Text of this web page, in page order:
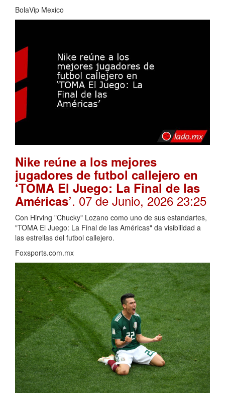
BolaVip Mexico
Nike reúne a los mejores
jugadores de futbol callejero en
‘TOMA El Juego: La Final de las
Américas’. 07 de Junio, 2026 23:25
Con Hirving "Chucky" Lozano como uno de sus estandartes,
"TOMA El Juego: La Final de las Américas" da visibilidad a
las estrellas del futbol callejero.
Foxsports.com.mx